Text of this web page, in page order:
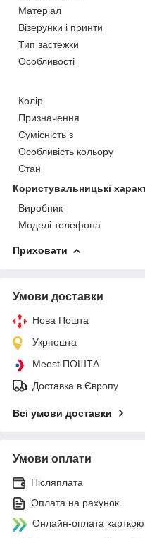
Матеріал
Візерунки і принти
Тип застежки
Особливості
Колір
Призначення
Сумісність з
Особливість кольору
Стан
Користувальницькі
Виробник
Моделі телефона
Приховати
Умови доставки
Нова Пошта
Укрпошта
Meest ПОШТА
Доставка в Європу
Всі умови доставки
Умови оплати
Післяплата
Оплата на рахунок
Онлайн-оплата